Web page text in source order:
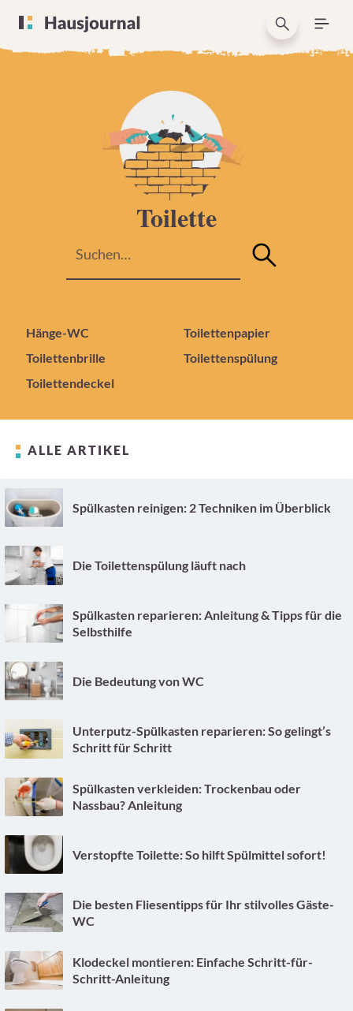
Toilette
Hänge-WC
Toilettenbrille
Toilettendeckel
Toilettenpapier
Toilettenspülung
ALLE ARTIKEL
Spülkasten reinigen: 2 Techniken im Überblick
Die Toilettenspülung läuft nach
Spülkasten reparieren: Anleitung & Tipps für die
Selbsthilfe
Die Bedeutung von WC
Unterputz-Spülkasten reparieren: So gelingt’s
Schritt für Schritt
Spülkasten verkleiden: Trockenbau oder
Nassbau? Anleitung
Verstopfte Toilette: So hilft Spülmittel sofort!
Die besten Fliesentipps für Ihr stilvolles Gäste-
WC
Klodeckel montieren: Einfache Schritt-für-
Schritt-Anleitung